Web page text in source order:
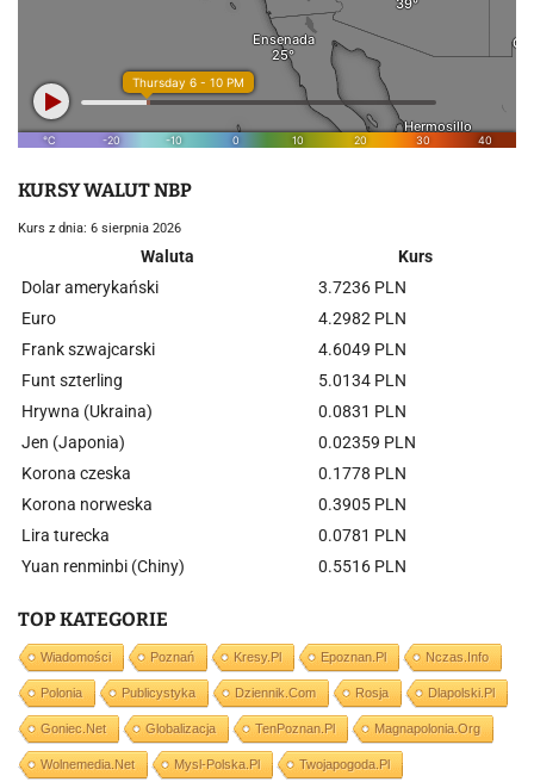
KURSY WALUT NBP
Kurs z dnia: 6 sierpnia 2026
Waluta
Kurs
Dolar amerykański
3.7236 PLN
Euro
4.2982 PLN
Frank szwajcarski
4.6049 PLN
Funt szterling
5.0134 PLN
Hrywna (Ukraina)
0.0831 PLN
Jen (Japonia)
0.02359 PLN
Korona czeska
0.1778 PLN
Korona norweska
0.3905 PLN
Lira turecka
0.0781 PLN
Yuan renminbi (Chiny)
0.5516 PLN
TOP KATEGORIE
Wiadomości Poznań Kresy.pl Epoznan.pl Nczas.info
Polonia Publicystyka Dziennik.com Rosja Dlapolski.pl
Goniec.net Globalizacja TenPoznan.pl Magnapolonia.org
Wolnemedia.net Mysl-Polska.pl Twojapogoda.pl